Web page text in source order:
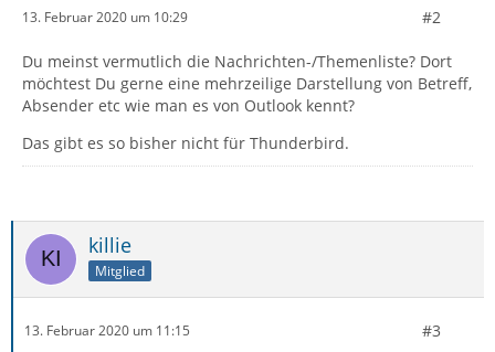
13. Februar 2020 um 10:29 #2
Du meinst vermutlich die Nachrichten-/Themenliste? Dort
möchtest Du gerne eine mehrzeilige Darstellung von Betreff,
Absender etc wie man es von Outlook kennt?
Das gibt es so bisher nicht für Thunderbird.
killie
Mitglied
13. Februar 2020 um 11:15 #3